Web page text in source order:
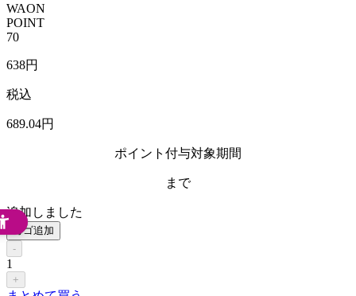
WAON
POINT
70
638円
税込
689.04円
ポイント付与対象期間
まで
追加しました
カゴ追加
-
1
+